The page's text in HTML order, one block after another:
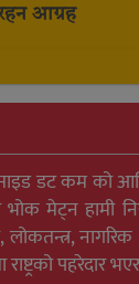
आग्रह
डट कम को
मेट्न हामी
लोकतन्त्र,
पहरेदार